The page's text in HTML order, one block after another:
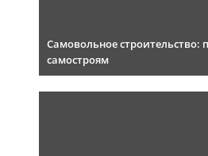
Самовольное строительство:
самостроям